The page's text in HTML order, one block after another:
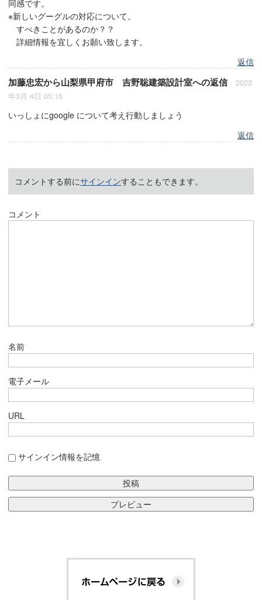
同感です。
※新しいグーグルの対応について。
すべきことがあるのか？？
詳細情報を宜しくお願い致します。
返信
加藤忠宏から山梨県甲府市 吉野聡建築設計室への返信
2023
年3月 4日 05:15
いっしょにgoogle について考え行動しましょう
返信
コメントする前にサインインすることもできます。
コメント
名前
電子メール
URL
サインイン情報を記憶